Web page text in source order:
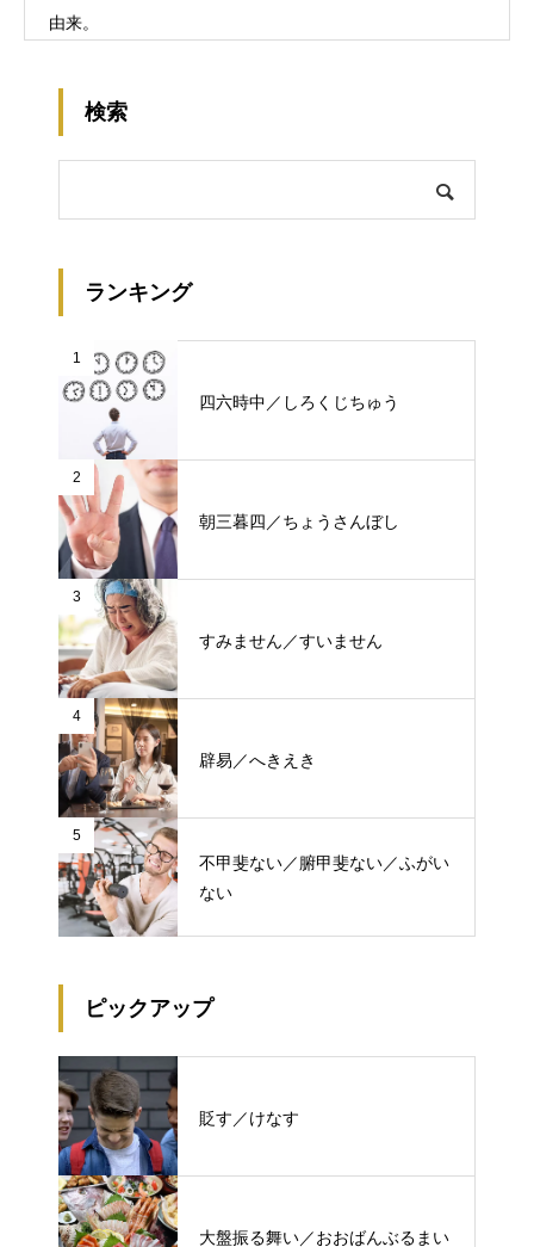
由来。
検索
ランキング
1
四六時中／しろくじちゅう
2
朝三暮四／ちょうさんぼし
3
すみません／すいません
4
辟易／へきえき
5
不甲斐ない／腑甲斐ない／ふがい
ない
ピックアップ
貶す／けなす
大盤振る舞い／おおばんぶるまい